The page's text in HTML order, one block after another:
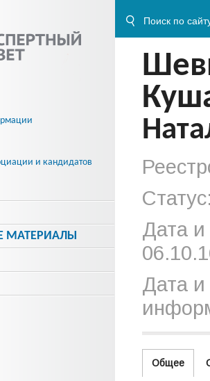
Дата
Дата и
Общее
и кандидатов
МАТЕРИАЛЫ